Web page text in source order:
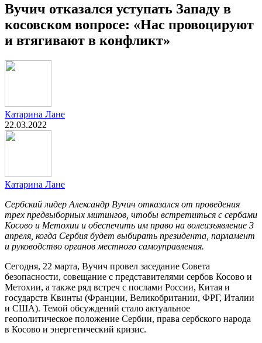
Вучич отказался уступать Западу в
косовском вопросе: «Нас провоцируют
и втягивают в конфликт»
Катарина Лане
22.03.2022
Катарина Лане
Сербский лидер Александр Вучич отказался от проведения
трех предвыборных митингов, чтобы встретиться с сербами
Косово и Метохии и обеспечить им право на волеизъявление 3
апреля, когда Сербия будет выбирать президента, парламент
и руководство органов местного самоуправления.
Сегодня, 22 марта, Вучич провел заседание Совета
безопасности, совещание с представителями сербов Косово и
Метохии, а также ряд встреч с послами России, Китая и
государств Квинты (Франции, Великобритании, ФРГ, Италии
и США). Темой обсуждений стало актуальное
геополитическое положение Сербии, права сербского народа
в Косово и энергетический кризис.